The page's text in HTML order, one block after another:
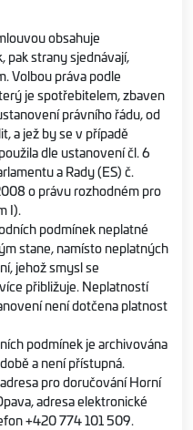
obsahuje
pak strany sjednávají,
Volbou práva podle
je spotřebitelem, zbaven
právního řádu, od
a jež by se v případě
dle ustanovení čl. 6
a Rady (ES) č.
o právu rozhodném pro
I).
podmínek neplatné
stane, namísto neplatných
jehož smysl se
přibližuje. Neplatností
není dotčena platnost
podmínek je archivována
a není přístupná.
pro doručování Horní
adresa elektronické
+420 774 101 509.